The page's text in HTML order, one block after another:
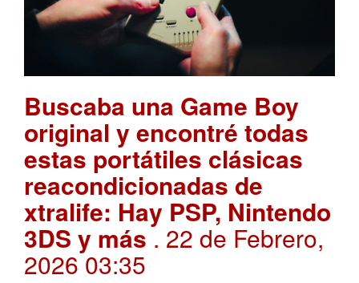
Buscaba una Game Boy
original y encontré todas
estas portátiles clásicas
reacondicionadas de
xtralife: Hay PSP, Nintendo
3DS y más. 22 de Febrero,
2026 03:35